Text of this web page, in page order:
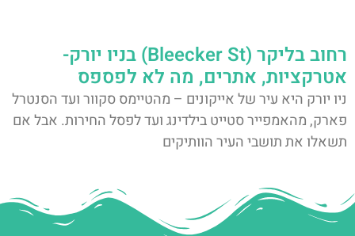
רחוב בליקר (Bleecker St) בניו יורק-
אטרקציות, אתרים, מה לא לפספס
ניו יורק היא עיר של אייקונים – מהטיימס סקוור ועד הסנטרל
פארק, מהאמפייר סטייט בילדינג ועד לפסל החירות. אבל אם
תשאלו את תושבי העיר הוותיקים